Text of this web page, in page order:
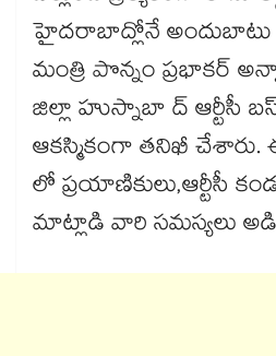
హైదరాబాద్లోనే
మంత్రి పొన్నం ప్రభాకర్
జిల్లా హుస్నాబా ద్ ఆర్టీసీ
ఆకస్మికంగా తనిఖీ చేశారు.
లో ప్రయాణికులు,ఆర్టీసీ
మాట్లాడి వారి సమస్యలు